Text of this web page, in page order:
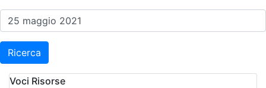
Ricerca
Voci Risorse